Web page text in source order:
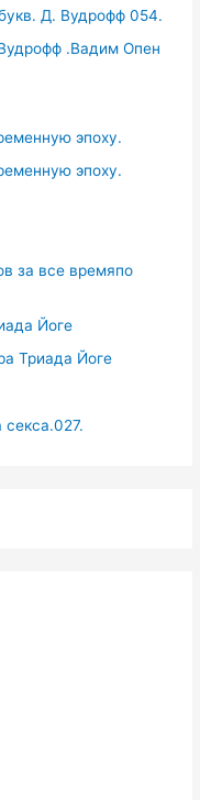
Д. Вудрофф 054.
.Вадим Опен
эпоху.
эпоху.
за все времяпо
Йоге
Триада Йоге